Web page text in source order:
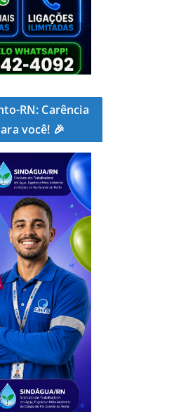
RN: Carência
você! 🎉